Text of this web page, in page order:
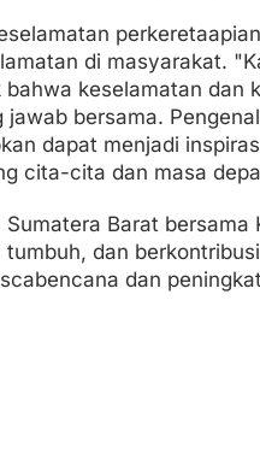
di masyarakat.
keselamatan dan
bersama.
dapat menjadi
cita-cita dan masa
Barat bersama
dan
dan